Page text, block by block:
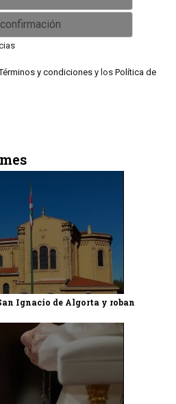
y condicionesy los Política de
Ignacio de Algorta y roban